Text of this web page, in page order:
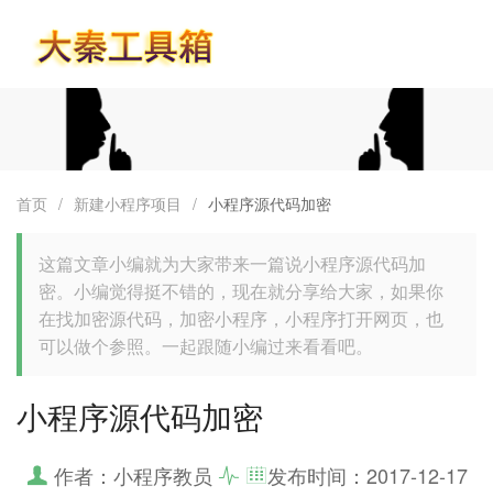
首页 / 新建小程序项目 / 小程序源代码加密
这篇文章小编就为大家带来一篇说小程序源代码加
密。小编觉得挺不错的，现在就分享给大家，如果你
在找加密源代码，加密小程序，小程序打开网页，也
可以做个参照。一起跟随小编过来看看吧。
小程序源代码加密
作者：小程序教员 发布时间： 2017-12-17